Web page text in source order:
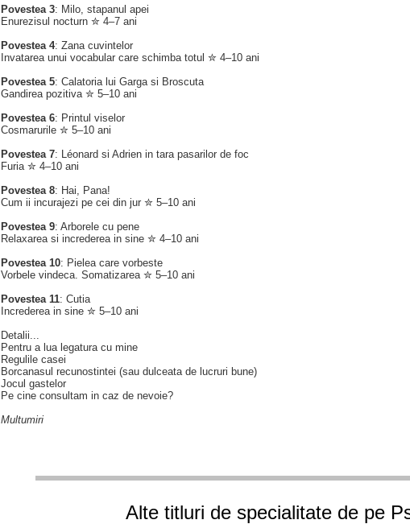
Povestea 3: Milo, stapanul apei
Enurezisul nocturn ✮ 4–7 ani
Povestea 4: Zana cuvintelor
Invatarea unui vocabular care schimba totul ✮ 4–10 ani
Povestea 5: Calatoria lui Garga si Broscuta
Gandirea pozitiva ✮ 5–10 ani
Povestea 6: Printul viselor
Cosmarurile ✮ 5–10 ani
Povestea 7: Léonard si Adrien in tara pasarilor de foc
Furia ✮ 4–10 ani
Povestea 8: Hai, Pana!
Cum ii incurajezi pe cei din jur ✮ 5–10 ani
Povestea 9: Arborele cu pene
Relaxarea si increderea in sine ✮ 4–10 ani
Povestea 10: Pielea care vorbeste
Vorbele vindeca. Somatizarea ✮ 5–10 ani
Povestea 11: Cutia
Increderea in sine ✮ 5–10 ani
Detalii...
Pentru a lua legatura cu mine
Regulile casei
Borcanasul recunostintei (sau dulceata de lucruri bune)
Jocul gastelor
Pe cine consultam in caz de nevoie?
Multumiri
Alte titluri de specialitate de pe